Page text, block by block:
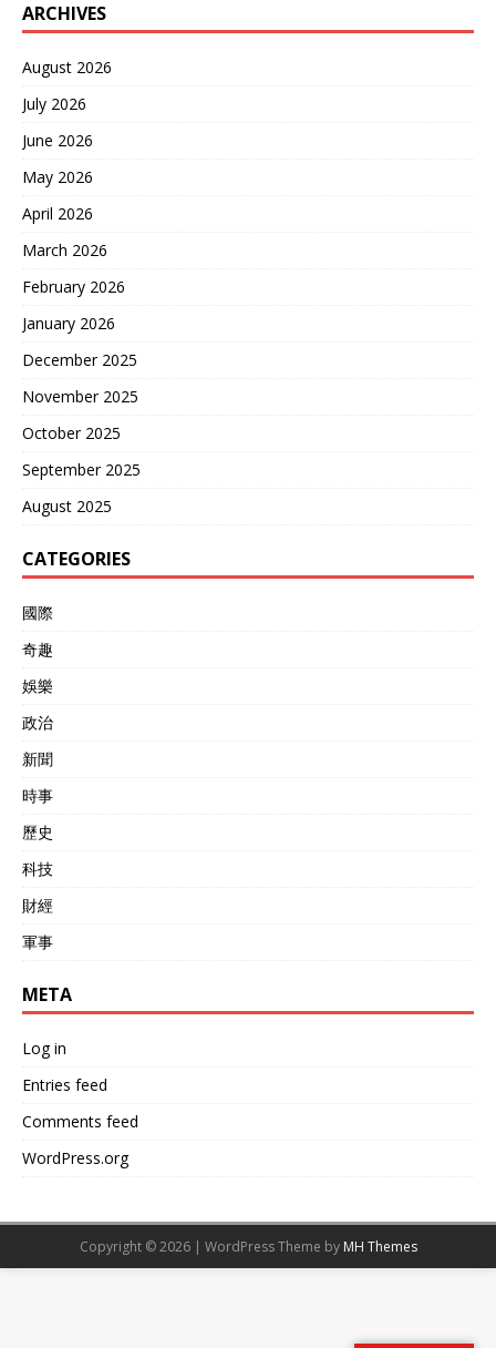
ARCHIVES
August 2026
July 2026
June 2026
May 2026
April 2026
March 2026
February 2026
January 2026
December 2025
November 2025
October 2025
September 2025
August 2025
CATEGORIES
國際
奇趣
娛樂
政治
新聞
時事
歷史
科技
財經
軍事
META
Log in
Entries feed
Comments feed
WordPress.org
Copyright © 2026 | WordPress Theme by MH Themes